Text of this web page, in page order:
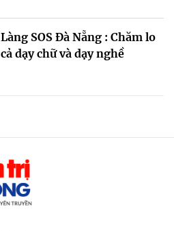
Làng SOS Đà Nẵng : Chăm lo
cả dạy chữ và dạy nghề